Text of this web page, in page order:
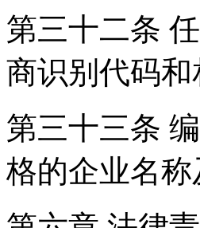
第三十二条
商识别代码和
第三十三条
格的企业名